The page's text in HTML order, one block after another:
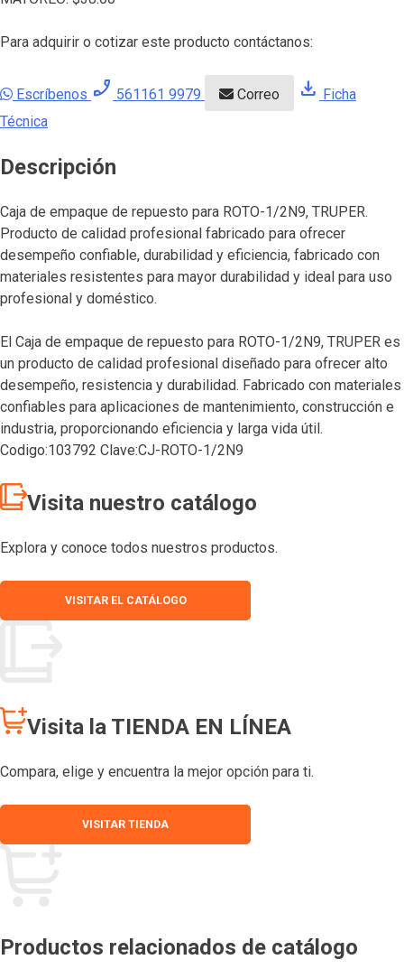
Para adquirir o cotizar este producto contáctanos:
Escríbenos phone_enabled 561161 9979 Correo download Ficha
Técnica
Descripción
Caja de empaque de repuesto para ROTO-1/2N9, TRUPER.
Producto de calidad profesional fabricado para ofrecer
desempeño confiable, durabilidad y eficiencia, fabricado con
materiales resistentes para mayor durabilidad y ideal para uso
profesional y doméstico.
El Caja de empaque de repuesto para ROTO-1/2N9, TRUPER es
un producto de calidad profesional diseñado para ofrecer alto
desempeño, resistencia y durabilidad. Fabricado con materiales
confiables para aplicaciones de mantenimiento, construcción e
industria, proporcionando eficiencia y larga vida útil.
Codigo:103792 Clave:CJ-ROTO-1/2N9
Visita nuestro catálogo
Explora y conoce todos nuestros productos.
VISITAR EL CATÁLOGO
Visita la TIENDA EN LÍNEA
Compara, elige y encuentra la mejor opción para ti.
VISITAR TIENDA
Productos relacionados de catálogo